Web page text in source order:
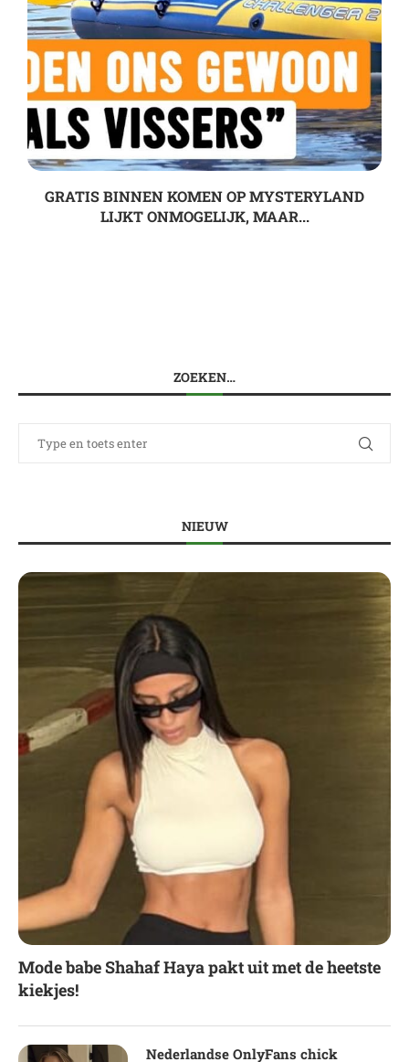
GRATIS BINNEN KOMEN OP MYSTERYLAND
LIJKT ONMOGELIJK, MAAR...
ZOEKEN…
NIEUW
Mode babe Shahaf Haya pakt uit met de heetste
kiekjes!
Nederlandse OnlyFans chick